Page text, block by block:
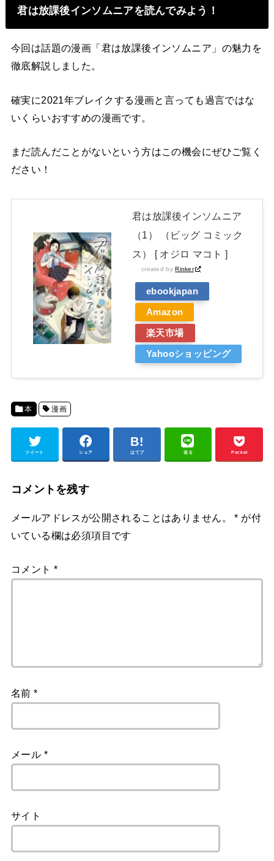
君は放課後インソムニアを読んでみよう！
今回は話題の漫画「君は放課後インソムニア」の魅力を
徹底解説しました。
確実に2021年ブレイクする漫画と言っても過言ではな
いくらいおすすめの漫画です。
まだ読んだことがないという方はこの機会にぜひご覧く
ださい！
君は放課後インソムニア
（1） （ビッグ コミック
ス） [ オジロ マコト ]
created byRinker
ebookjapan
Amazon
楽天市場
Yahooショッピング
本 漫画
ツイート シェア はてブ 送る Pocket
コメントを残す
メールアドレスが公開されることはありません。 * が付
いている欄は必須項目です
コメント *
名前*
メール *
サイト